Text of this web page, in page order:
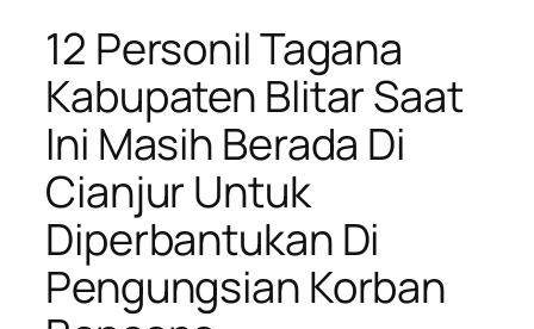
12 Personil Tagana
Kabupaten Blitar Saat
Ini Masih Berada Di
Cianjur Untuk
Diperbantukan Di
Pengungsian Korban